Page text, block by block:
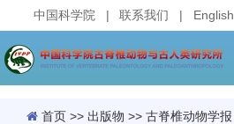
中国科学院 | 联系我们 | English
首页 >> 出版物 >> 古脊椎动物学报